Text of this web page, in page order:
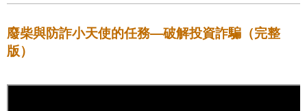
廢柴與防詐小天使的任務—破解投資詐騙（完整
版）